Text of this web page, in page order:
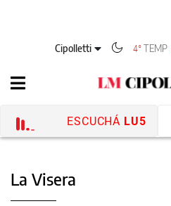
Cipolletti 4°TEMP
ESCUCHÁ LU5
La Visera